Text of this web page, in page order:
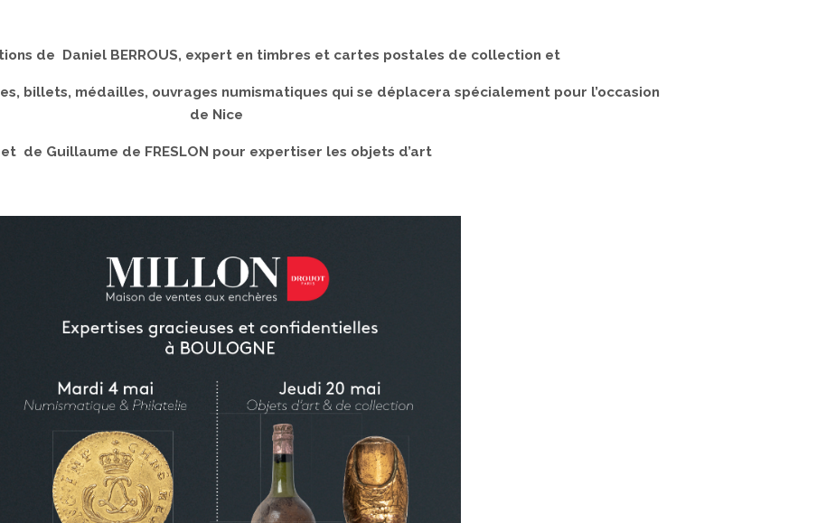
de Daniel BERROUS, expert en timbres et cartes postales de collection et
billets, médailles, ouvrages numismatiques qui se déplacera spécialement pour l’occasion
de Nice
et de Guillaume de FRESLON pour expertiser les objets d’art